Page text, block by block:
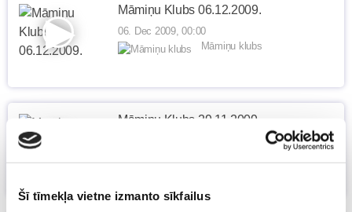
Šī tīmekļa vietne izmanto sīkfailus
Māmiņu Klubs 06.12.2009.
06. Dec 2009, 00:00
Māmiņu klubs
Māmiņu Klubs 29.11.2009.